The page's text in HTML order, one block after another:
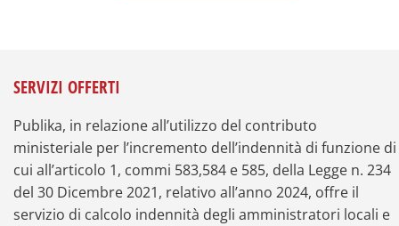
SERVIZI OFFERTI
Publika, in relazione all’utilizzo del contributo
ministeriale per l’incremento dell’indennità di funzione di
cui all’articolo 1, commi 583,584 e 585, della Legge n. 234
del 30 Dicembre 2021, relativo all’anno 2024, offre il
servizio di calcolo indennità degli amministratori locali e